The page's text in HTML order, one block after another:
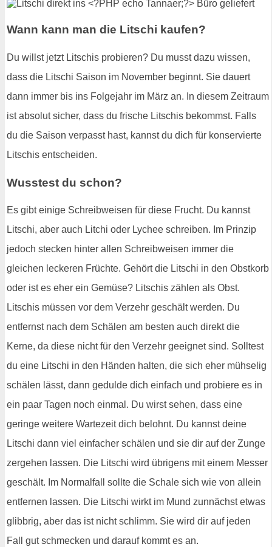
Wann kann man die Litschi kaufen?
Du willst jetzt Litschis probieren? Du musst dazu wissen,
dass die Litschi Saison im November beginnt. Sie dauert
dann immer bis ins Folgejahr im März an. In diesem Zeitraum
ist absolut sicher, dass du frische Litschis bekommst. Falls
du die Saison verpasst hast, kannst du dich für konservierte
Litschis entscheiden.
Wusstest du schon?
Es gibt einige Schreibweisen für diese Frucht. Du kannst
Litschi, aber auch Litchi oder Lychee schreiben. Im Prinzip
jedoch stecken hinter allen Schreibweisen immer die
gleichen leckeren Früchte. Gehört die Litschi in den Obstkorb
oder ist es eher ein Gemüse? Litschis zählen als Obst.
Litschis müssen vor dem Verzehr geschält werden. Du
entfernst nach dem Schälen am besten auch direkt die
Kerne, da diese nicht für den Verzehr geeignet sind. Solltest
du eine Litschi in den Händen halten, die sich eher mühselig
schälen lässt, dann gedulde dich einfach und probiere es in
ein paar Tagen noch einmal. Du wirst sehen, dass eine
geringe weitere Wartezeit dich belohnt. Du kannst deine
Litschi dann viel einfacher schälen und sie dir auf der Zunge
zergehen lassen. Die Litschi wird übrigens mit einem Messer
geschält. Im Normalfall sollte die Schale sich wie von allein
entfernen lassen. Die Litschi wirkt im Mund zunnächst etwas
glibbrig, aber das ist nicht schlimm. Sie wird dir auf jeden
Fall gut schmecken und darauf kommt es an.